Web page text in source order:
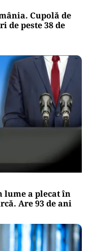
Cupolă de
de peste 38 de
lume a plecat în
Are 93 de ani